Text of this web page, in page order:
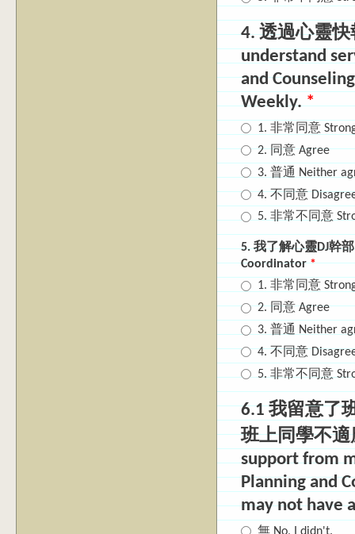
4. 透過心靈
understand
and
Weekly.*
1. 非常同意
2. 同意 Agree
3. 普通 Neither
4. 不同意
5. 非常不同意
5. 我了解心靈DJ幹
Coordinator*
1. 非常同意
2. 同意 Agree
3. 普通 Neither
4. 不同意
5. 非常不同意
6.1 我留意了
班上同學不適
support from
Planning and
may not have
無 No, I didn't.